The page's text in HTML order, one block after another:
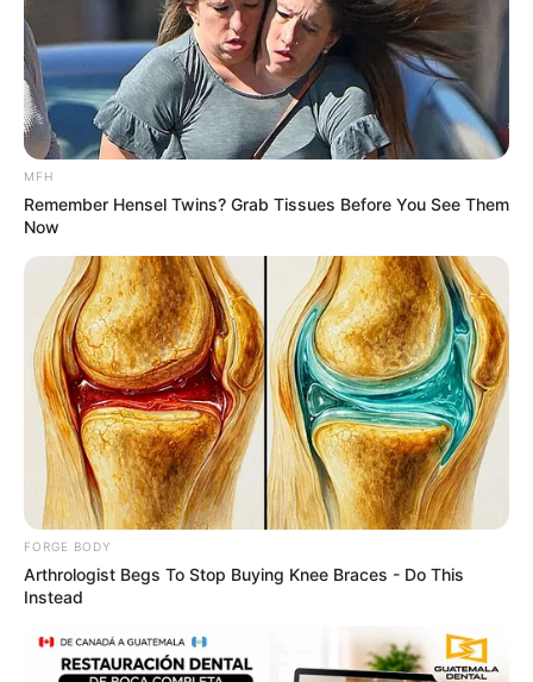
These Stars
BRAINBERRIES
Tallest Women On Earth — Their Height Is Jaw-
Dropping
BRAINBERRIES
MFH
Remember Hensel Twins? Grab Tissues Before You See Them
Now
FORGE BODY
Arthrologist Begs To Stop Buying Knee Braces - Do This
Instead